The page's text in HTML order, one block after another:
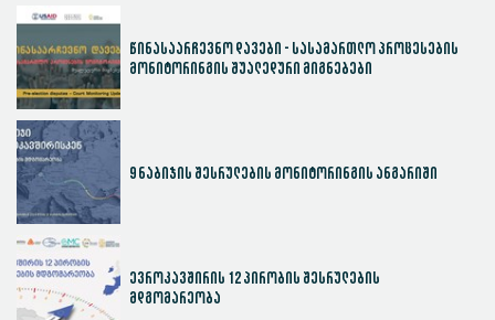
წინასაარჩევნო დავები - სასამართლო პროცესების
მონიტორინგის შუალედური მიგნებები
9 ნაბიჯის შესრულების მონიტორინგის ანგარიში
ევროკავშირის 12 პირობის შესრულების
მდგომარეობა